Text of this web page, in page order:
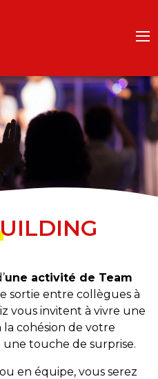
une activité de Team
sortie entre collègues à
vous invitent à vivre une
cohésion de votre
touche de surprise.
en équipe, vous serez